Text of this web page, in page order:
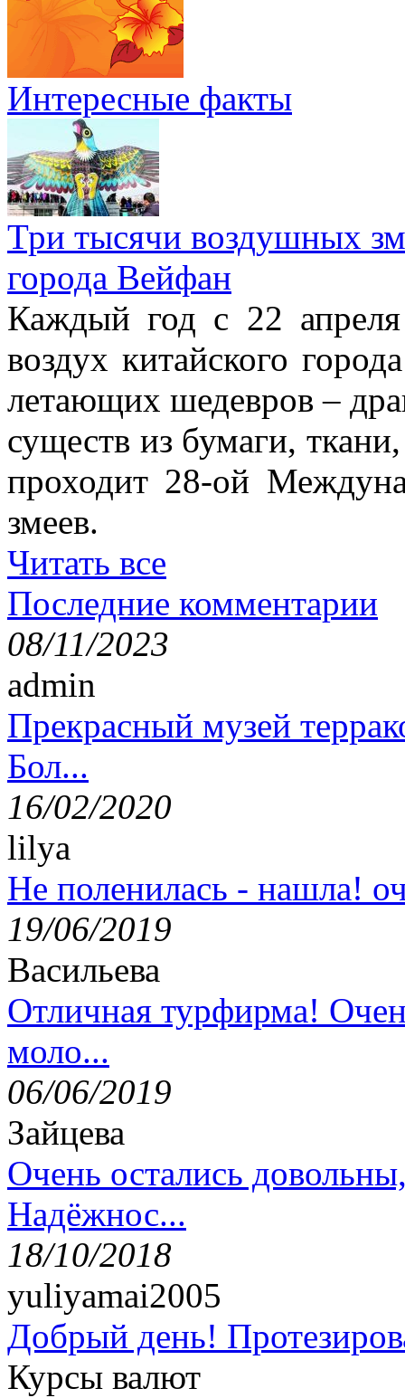
Интересные факты
Три тысячи воздушных
города Вейфан
Каждый год с 22
воздух китайского
летающих шедевров –
существ из бумаги,
проходит 28-ой
змеев.
Читать все
Последние комментарии
08/11/2023
admin
Прекрасный музей
Бол...
16/02/2020
lilya
Не поленилась - нашла!
19/06/2019
Васильева
Отличная турфирма!
моло...
06/06/2019
Зайцева
Очень остались
Надёжнос...
18/10/2018
yuliyamai2005
Добрый день!
Курсы валют